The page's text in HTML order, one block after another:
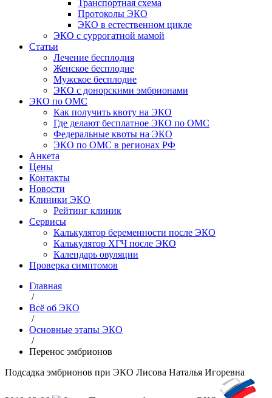
Транспортная схема
Протоколы ЭКО
ЭКО в естественном цикле
ЭКО с суррогатной мамой
Статьи
Лечение бесплодия
Женское бесплодие
Мужское бесплодие
ЭКО с донорскими эмбрионами
ЭКО по ОМС
Как получить квоту на ЭКО
Где делают бесплатное ЭКО по ОМС
Федеральные квоты на ЭКО
ЭКО по ОМС в регионах РФ
Анкета
Цены
Контакты
Новости
Клиники ЭКО
Рейтинг клиник
Сервисы
Калькулятор беременности после ЭКО
Калькулятор ХГЧ после ЭКО
Календарь овуляции
Проверка симптомов
Главная
/
Всё об ЭКО
/
Основные этапы ЭКО
/
Перенос эмбрионов
Подсадка эмбрионов при ЭКО Лисова Наталья Игоревна